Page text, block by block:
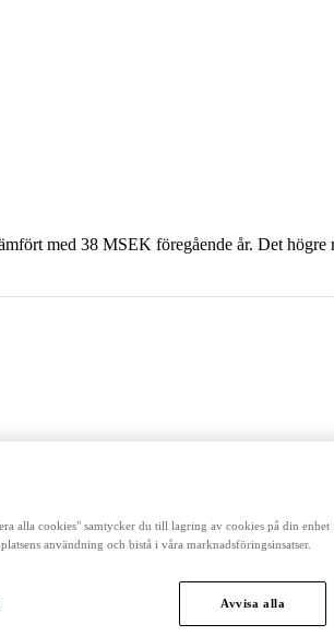
ledande aktör inom lantbruk, maskin,
med 38 MSEK föregående år. Det
alla cookies" samtycker du till lagring av cookies på din
användning och bistå i våra marknadsföringsinsatser.
Avvisa alla